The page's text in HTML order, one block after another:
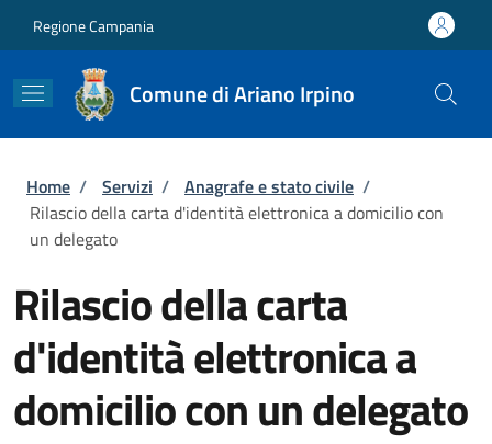
Regione Campania
Comune di Ariano Irpino
Briciole di pane
Home / Servizi / Anagrafe e stato civile /
Rilascio della carta d'identità elettronica a domicilio con
un delegato
Rilascio della carta
d'identità elettronica a
domicilio con un delegato